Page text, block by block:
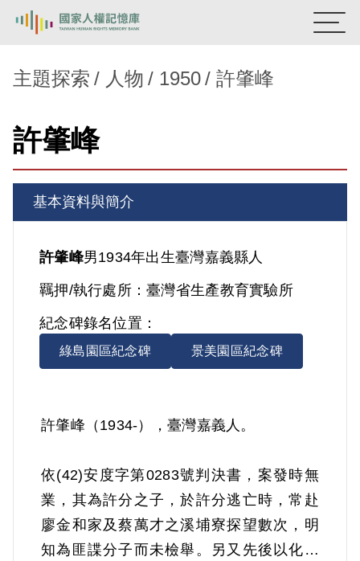
新生訓導處
主題探索
背景知識
關於我們
意見信箱
主題探索 人物 1950 許肇峰
許肇峰
基本資料與簡介
許肇峰男1934年出生臺灣嘉義縣人
羈押/執行處所：臺灣省生產教育實驗所
紀念碑錄名位置：
綠島園區紀念碑 景美園區紀念碑
許肇峰（1934-），臺灣嘉義人。
依(42)安度字第0283號判決書，案發時無
業，其為許分之子，於許分逃亡時，常赴
廖金和家及蔡萬才之溪埔寮探望數次，明
知為匪諜分子而未檢舉。另又先後以化名